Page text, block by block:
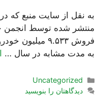
به نقل از سایت منبع که
به مدت مشابه در سال …
دسته‌ها
Uncategorized
دیدگاهتان را بنویسید